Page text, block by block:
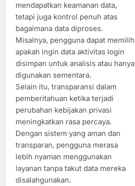
mendapatkan keamanan data,
tetapi juga kontrol penuh atas
bagaimana data diproses.
Misalnya, pengguna dapat memilih
apakah ingin data aktivitas login
disimpan untuk analisis atau hanya
digunakan sementara.
Selain itu, transparansi dalam
pemberitahuan ketika terjadi
perubahan kebijakan privasi
meningkatkan rasa percaya.
Dengan sistem yang aman dan
transparan, pengguna merasa
lebih nyaman menggunakan
layanan tanpa takut data mereka
disalahgunakan.